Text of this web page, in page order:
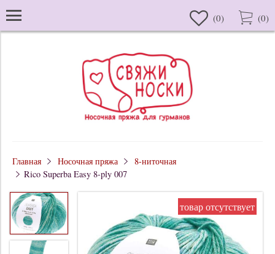
(0) (0)
Главная Носочная пряжа
8-ниточная
Rico Superba Easy 8-ply 007
товар отсутствует